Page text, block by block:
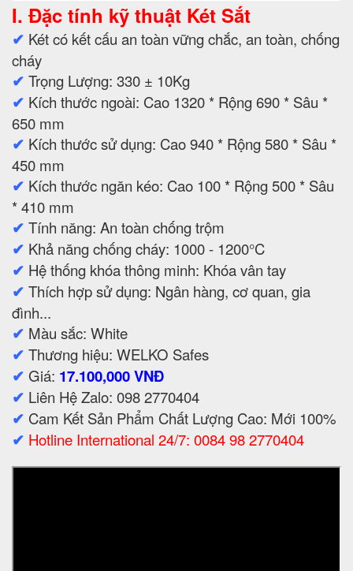
I. Đặc tính kỹ thuật Két Sắt
✔ Két có kết cấu an toàn vững chắc, an toàn, chống
cháy
✔ Trọng Lượng: 330 ± 10Kg
✔ Kích thước ngoài: Cao 1320 * Rộng 690 * Sâu *
650 mm
✔ Kích thước sử dụng: Cao 940 * Rộng 580 * Sâu *
450 mm
✔ Kích thước ngăn kéo: Cao 100 * Rộng 500 * Sâu
* 410 mm
✔ Tính năng: An toàn chống trộm
✔ Khả năng chống cháy: 1000 - 1200°C
✔ Hệ thống khóa thông minh: Khóa vân tay
✔ Thích hợp sử dụng: Ngân hàng, cơ quan, gia
đình...
✔ Màu sắc: White
✔ Thương hiệu: WELKO Safes
✔ Giá: 17.100,000 VNĐ
✔ Liên Hệ Zalo: 098 2770404
✔ Cam Kết Sản Phẩm Chất Lượng Cao: Mới 100%
✔ Hotline International 24/7: 0084 98 2770404